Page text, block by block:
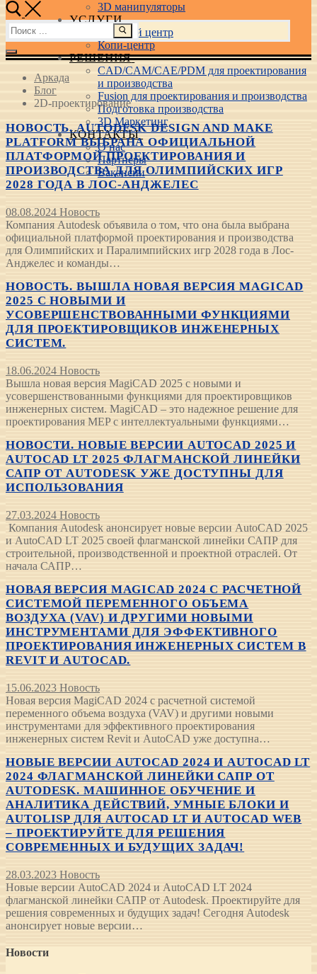
3D манипуляторы
УСЛУГИ
Учебный центр
Копи-центр
РЕШЕНИЯ
CAD/CAM/CAE/PDM для проектирования
и производства
Fusion для проектирования и производства
Подготовка производства
3D Маркетинг
КОНТАКТЫ
О нас
Партнеры
Вакансии
Найти:
Аркада
Блог
2D-проектирование
НОВОСТЬ. AUTODESK DESIGN AND MAKE
PLATFORM ВЫБРАНА ОФИЦИАЛЬНОЙ
ПЛАТФОРМОЙ ПРОЕКТИРОВАНИЯ И
ПРОИЗВОДСТВА ДЛЯ ОЛИМПИЙСКИХ ИГР
2028 ГОДА В ЛОС-АНДЖЕЛЕС
08.08.2024 Новость
Компания Autodesk объявила о том, что она была выбрана
официальной платформой проектирования и производства
для Олимпийских и Паралимпийских игр 2028 года в Лос-
Анджелес и команды…
НОВОСТЬ. ВЫШЛА НОВАЯ ВЕРСИЯ MAGICAD
2025 С НОВЫМИ И
УСОВЕРШЕНСТВОВАННЫМИ ФУНКЦИЯМИ
ДЛЯ ПРОЕКТИРОВЩИКОВ ИНЖЕНЕРНЫХ
СИСТЕМ.
18.06.2024 Новость
Вышла новая версия MagiCAD 2025 с новыми и
усовершенствованными функциями для проектировщиков
инженерных систем. MagiCAD – это надежное решение для
проектирования MEP с интеллектуальными функциями…
НОВОСТИ. НОВЫЕ ВЕРСИИ AUTOCAD 2025 И
AUTOCAD LT 2025 ФЛАГМАНСКОЙ ЛИНЕЙКИ
САПР ОТ AUTODESK УЖЕ ДОСТУПНЫ ДЛЯ
ИСПОЛЬЗОВАНИЯ
27.03.2024 Новость
Компания Autodesk анонсирует новые версии AutoCAD 2025
и AutoCAD LT 2025 своей флагманской линейки САПР для
строительной, производственной и проектной отраслей. От
начала САПР…
НОВАЯ ВЕРСИЯ MAGICAD 2024 С РАСЧЕТНОЙ
СИСТЕМОЙ ПЕРЕМЕННОГО ОБЪЕМА
ВОЗДУХА (VAV) И ДРУГИМИ НОВЫМИ
ИНСТРУМЕНТАМИ ДЛЯ ЭФФЕКТИВНОГО
ПРОЕКТИРОВАНИЯ ИНЖЕНЕРНЫХ СИСТЕМ В
REVIT И AUTOCAD.
15.06.2023 Новость
Новая версия MagiCAD 2024 с расчетной системой
переменного объема воздуха (VAV) и другими новыми
инструментами для эффективного проектирования
инженерных систем Revit и AutoCAD уже доступна…
НОВЫЕ ВЕРСИИ AUTOCAD 2024 И AUTOCAD LT
2024 ФЛАГМАНСКОЙ ЛИНЕЙКИ САПР ОТ
AUTODESK. МАШИННОЕ ОБУЧЕНИЕ И
АНАЛИТИКА ДЕЙСТВИЙ, УМНЫЕ БЛОКИ И
AUTOLISP ДЛЯ AUTOCAD LT И AUTOCAD WEB
– ПРОЕКТИРУЙТЕ ДЛЯ РЕШЕНИЯ
СОВРЕМЕННЫХ И БУДУЩИХ ЗАДАЧ!
28.03.2023 Новость
Новые версии AutoCAD 2024 и AutoCAD LT 2024
флагманской линейки САПР от Autodesk. Проектируйте для
решения современных и будущих задач! Сегодня Autodesk
анонсирует новые версии…
Новости